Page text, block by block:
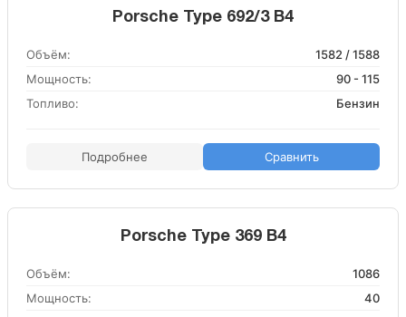
Porsche Type 692/3 B4
Объём:
1582 / 1588
Мощность:
90 - 115
Топливо:
Бензин
Подробнее Сравнить
Porsche Type 369 B4
Объём:
1086
Мощность:
40